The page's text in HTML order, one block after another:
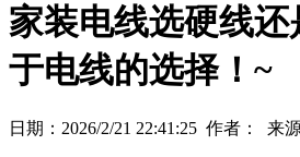
家装电线选硬线
于电线的选择！~
日期：2026/2/21 22:41:25 作者： 来源